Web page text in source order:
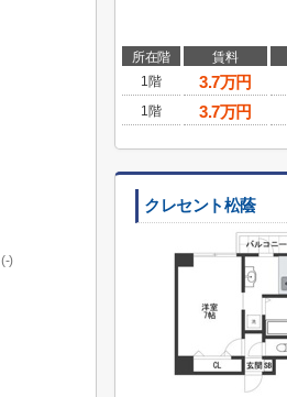
所在階 賃料
1階
3.7万円
1階
3.7万円
クレセント松蔭
(-)